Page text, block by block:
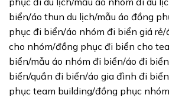
biển/áo thun du lịch/mẫu áo đồng
phục đi biển/áo nhóm đi biển giá
cho nhóm/đồng phục đi biển cho
biển/mẫu áo nhóm đi biển/áo đi
biển/quần đi biển/áo gia đình đi
phục team building/đồng phục